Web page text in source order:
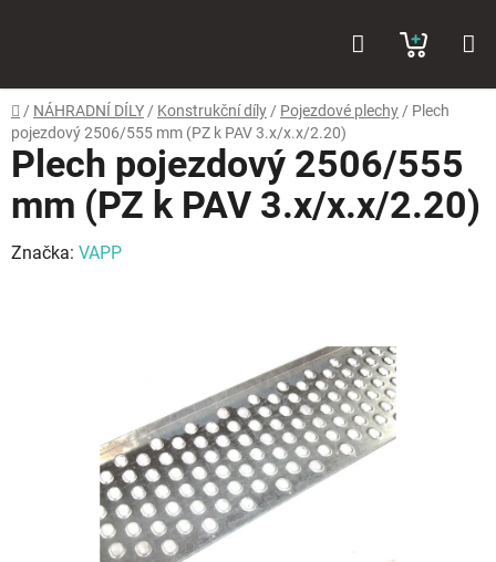
KOŠÍK
Domů
/ NÁHRADNÍ DÍLY / Konstrukční díly / Pojezdové plechy / Plech
pojezdový 2506/555 mm (PZ k PAV 3.x/x.x/2.20)
Plech pojezdový 2506/555
mm (PZ k PAV 3.x/x.x/2.20)
Značka: VAPP